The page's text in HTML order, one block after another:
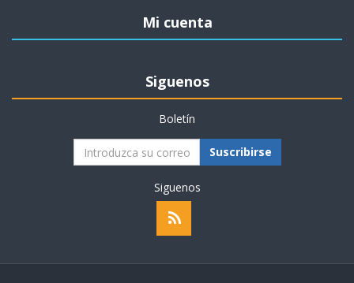
Mi cuenta
Siguenos
Boletín
Suscribirse
Siguenos